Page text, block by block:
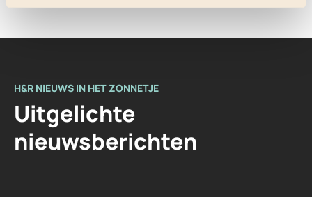
H&R NIEUWS IN HET ZONNETJE
Uitgelichte
nieuwsberichten